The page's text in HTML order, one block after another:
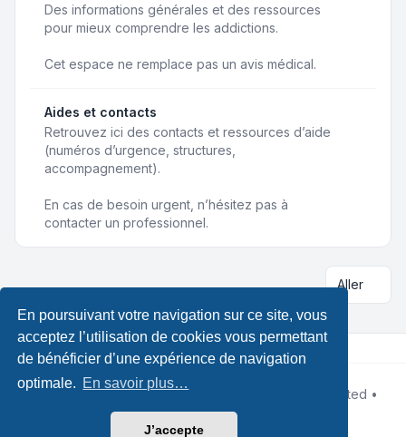
En poursuivant votre navigation sur ce site, vous
acceptez l’utilisation de cookies vous permettant
de bénéficier d’une expérience de navigation
optimale. En savoir plus…
J’accepte
Des informations générales et des ressources
pour mieux comprendre les addictions.
Cet espace ne remplace pas un avis médical.
Aides et contacts
Retrouvez ici des contacts et ressources d’aide
(numéros d’urgence, structures,
accompagnement).
En cas de besoin urgent, n’hésitez pas à
contacter un professionnel.
Aller
Développé parphpBB® Forum Software © phpBB Limited •
Leenoz
Traduction française officielle©